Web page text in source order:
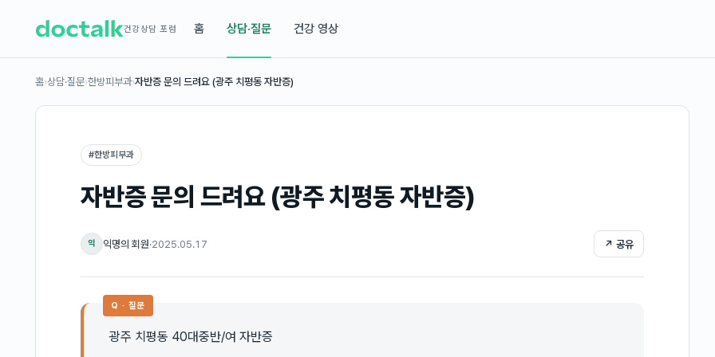
건강상담 포럼 홈 상담·질문 건강 영상
홈›상담·질문›한방피부과›자반증 문의 드려요 (광주 치평동 자반증)
#한방피부과
자반증 문의 드려요 (광주 치평동 자반증)
익 익명의 회원·2025.05.17 ↗ 공유
Q · 질문
광주 치평동 40대중반/여 자반증